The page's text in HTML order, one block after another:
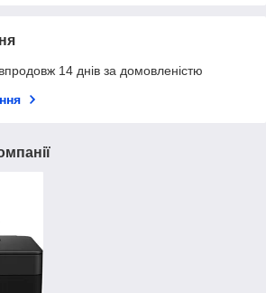
14 днів за домовленістю